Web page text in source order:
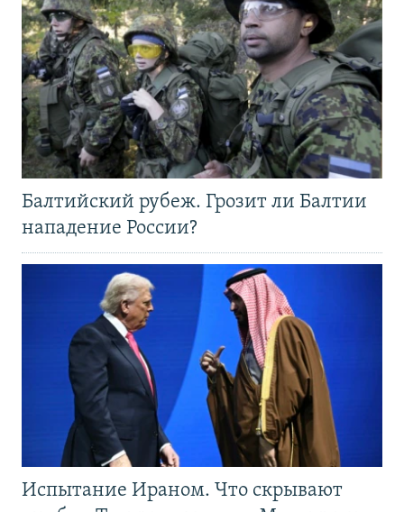
Балтийский рубеж. Грозит ли Балтии
нападение России?
Испытание Ираном. Что скрывают